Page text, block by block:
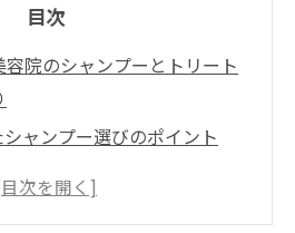
目次
院のシャンプーとトリート
ャンプー選びのポイント
トが髪に与える効果を最大限